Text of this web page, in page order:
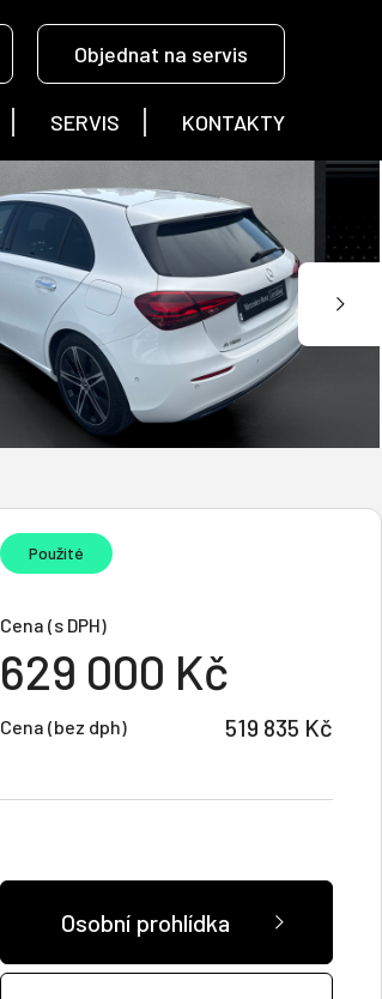
Objednat na servis
SERVIS KONTAKTY
Použité
Cena (s DPH)
629 000 Kč
Cena (bez dph) 519 835 Kč
Osobní prohlídka